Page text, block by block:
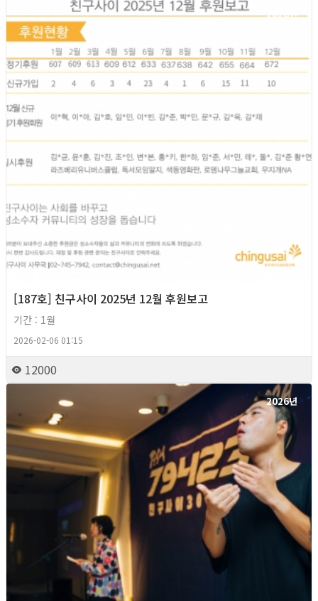
2026년
[187호] 친구사이 2025년 12월 후원보고
기간 : 1월
2026-02-06 01:15
12000
2026년